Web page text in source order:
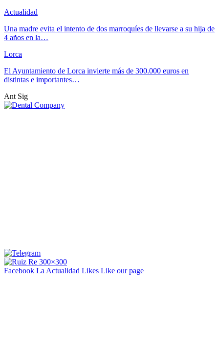
Actualidad
Una madre evita el intento de dos marroquíes de llevarse a su hija de
4 años en la…
Lorca
El Ayuntamiento de Lorca invierte más de 300.000 euros en
distintas e importantes…
Ant Sig
Facebook La Actualidad Likes Like our page